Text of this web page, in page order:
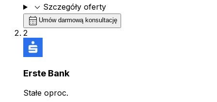
expand_more Szczegóły oferty
calendar_month Umów darmową konsultację
2
Erste Bank
Stałe oproc.